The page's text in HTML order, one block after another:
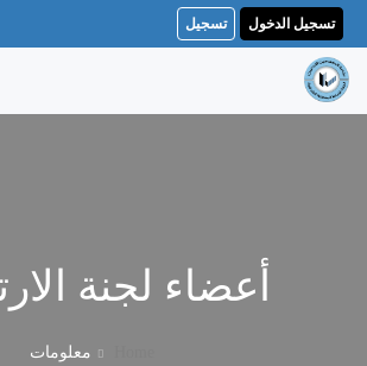
تسجيل الدخول تسجيل
أعضاء لجنة
معلومات